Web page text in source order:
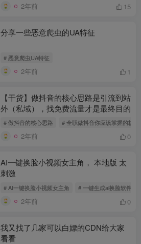
2年前 15
分享一些恶意爬虫的UA特征
# 恶意爬虫UA特征
2年前 1
【干货】做抖音的核心思路是引流到站
外（私域），找免费流量才是最终目的
# 做抖音的核心思路 # 全职做抖音你应该掌握的核心
2年前 0
AI一键换脸小视频女主角， 本地版 太
刺激
# AI一键换脸小视频女主角 # 一键生成ai换脸软件
2年前 0
我又找了几家可以白嫖的CDN给大家
看看